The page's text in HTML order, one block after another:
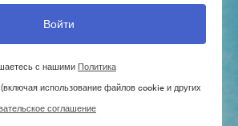
с нашими Политика
(включая использование файлов cookie и других
соглашение